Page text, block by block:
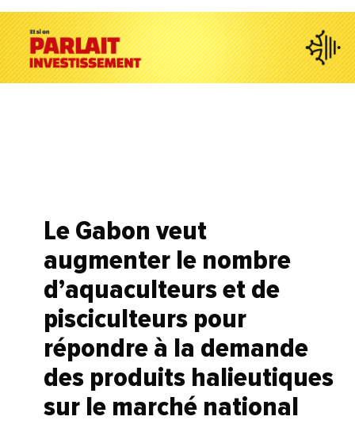
Le Gabon veut
augmenter le nombre
d’aquaculteurs et de
pisciculteurs pour
répondre à la demande
des produits halieutiques
sur le marché national